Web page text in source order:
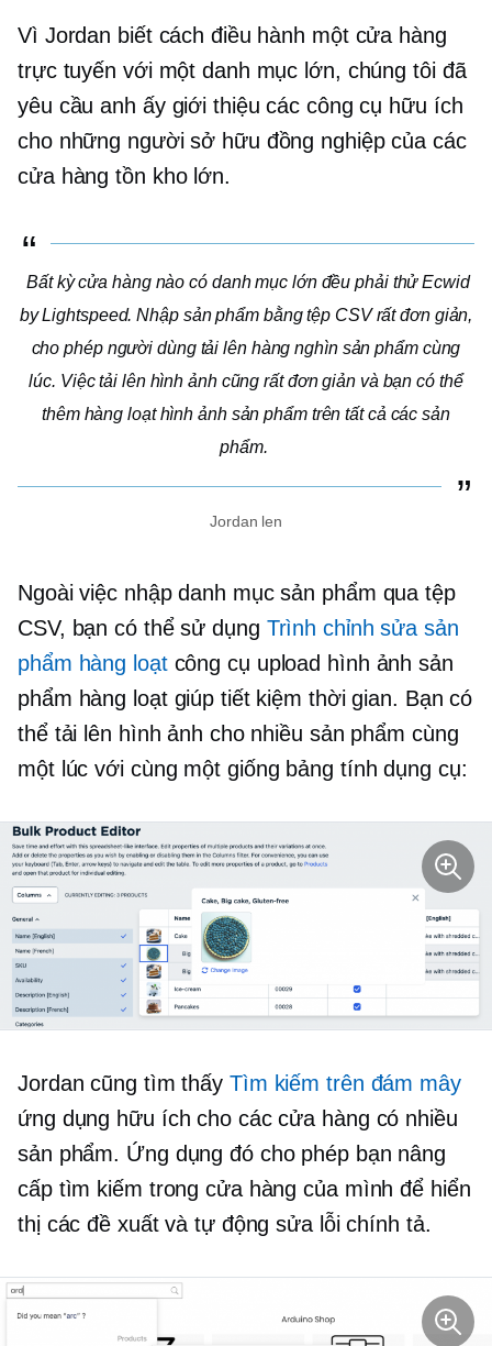
Vì Jordan biết cách điều hành một cửa hàng
trực tuyến với một danh mục lớn, chúng tôi đã
yêu cầu anh ấy giới thiệu các công cụ hữu ích
cho những người sở hữu đồng nghiệp của các
cửa hàng tồn kho lớn.
Bất kỳ cửa hàng nào có danh mục lớn đều phải thử Ecwid
by Lightspeed. Nhập sản phẩm bằng tệp CSV rất đơn giản,
cho phép người dùng tải lên hàng nghìn sản phẩm cùng
lúc. Việc tải lên hình ảnh cũng rất đơn giản và bạn có thể
thêm hàng loạt hình ảnh sản phẩm trên tất cả các sản
phẩm.
Jordan len
Ngoài việc nhập danh mục sản phẩm qua tệp
CSV, bạn có thể sử dụng Trình chỉnh sửa sản
phẩm hàng loạtcông cụ upload hình ảnh sản
phẩm hàng loạt giúp tiết kiệm thời gian. Bạn có
thể tải lên hình ảnh cho nhiều sản phẩm cùng
một lúc với cùng một giống bảng tính dụng cụ:
Jordan cũng tìm thấy Tìm kiếm trên đám mây
ứng dụng hữu ích cho các cửa hàng có nhiều
sản phẩm. Ứng dụng đó cho phép bạn nâng
cấp tìm kiếm trong cửa hàng của mình để hiển
thị các đề xuất và tự động sửa lỗi chính tả.